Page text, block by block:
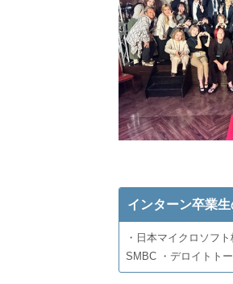
インターン卒業
・日本マイクロソフ
SMBC ・デロイトト